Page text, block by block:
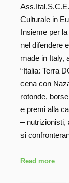
Culturale in
Insieme per
nel difendere
made in Italy,
“Italia: Terra
cena con
rotonde,
e premi alla
– nutrizionisti,
si
Read more